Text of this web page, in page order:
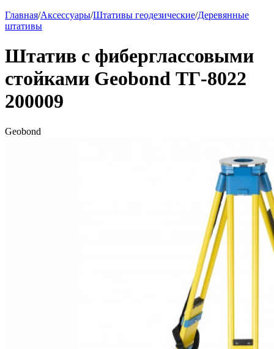
Главная/Аксессуары/Штативы геодезические/Деревянные
штативы
Штатив с фиберглассовыми
стойками Geobond ТГ-8022
200009
Geobond